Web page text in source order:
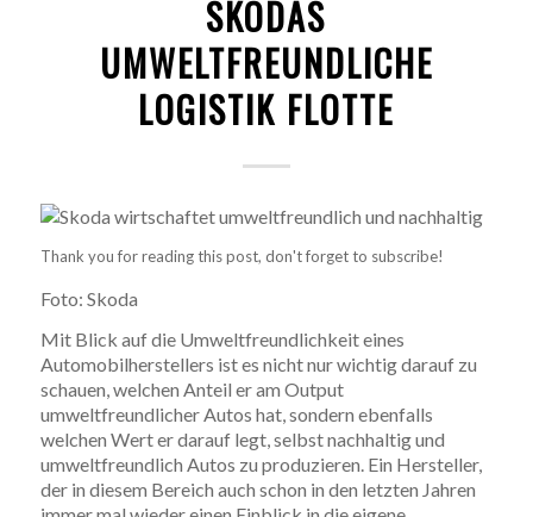
SKODAS
UMWELTFREUNDLICHE
LOGISTIK FLOTTE
Thank you for reading this post, don't forget to subscribe!
Foto: Skoda
Mit Blick auf die Umweltfreundlichkeit eines
Automobilherstellers ist es nicht nur wichtig darauf zu
schauen, welchen Anteil er am Output
umweltfreundlicher Autos hat, sondern ebenfalls
welchen Wert er darauf legt, selbst nachhaltig und
umweltfreundlich Autos zu produzieren. Ein Hersteller,
der in diesem Bereich auch schon in den letzten Jahren